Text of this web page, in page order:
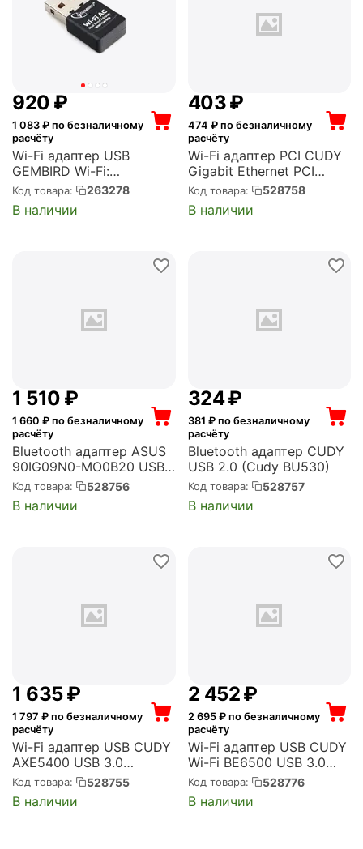
‍920‍ ₽
1 083 ₽ по безналичному
расчёту
Wi-Fi адаптер USB
GEMBIRD Wi-Fi:
802.11a/b/g/n/ac,
максимальная скорость:
433 Мбит/с, USB 2.0
Код товара: 263278
В наличии
‍403‍₽
474 ₽ по безналичному
расчёту
Wi-Fi адаптер PCI CUDY
Gigabit Ethernet PCI
Express (Cudy PE10)
Код товара: 528758
В наличии
1 510 ₽
1 660 ₽ по безналичному
расчёту
Bluetooth адаптер ASUS
90IG09N0-MO0B20 USB
2.0 (USB-BT600)
Код товара: 528756
В наличии
‍324‍₽
381 ₽ по безналичному
расчёту
Bluetooth адаптер CUDY
USB 2.0 (Cudy BU530)
Код товара: 528757
В наличии
1 635₽
1 797 ₽ по безналичному
расчёту
Wi-Fi адаптер USB CUDY
AXE5400 USB 3.0
(ант.внеш.несъем.) 2ант.
(Cudy WU5400)
Код товара: 528755
В наличии
2 452₽
2 695₽ по безналичному
расчёту
Wi-Fi адаптер USB CUDY
Wi-Fi BE6500 USB 3.0
(ант.внеш.несъем.) 2ант.
(Cudy WU6500)
Код товара: 528776
В наличии